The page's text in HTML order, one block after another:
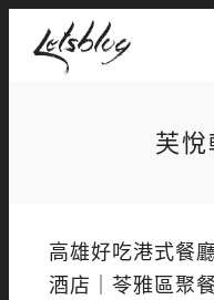
芙
高雄好吃港式餐
酒店｜苓雅區聚